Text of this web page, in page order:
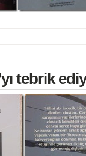
tebrik